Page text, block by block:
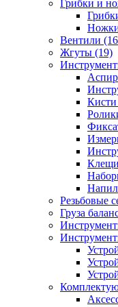
Грибки и
Вентили
Жгуты (19)
Кисти
Клещи
Резьбовые
Груза